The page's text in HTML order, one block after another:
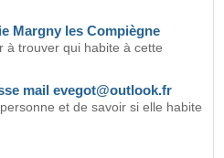
Margny les Compiègne
à trouver qui habite à cette
mail evegot@outlook.fr
et de savoir si elle habite